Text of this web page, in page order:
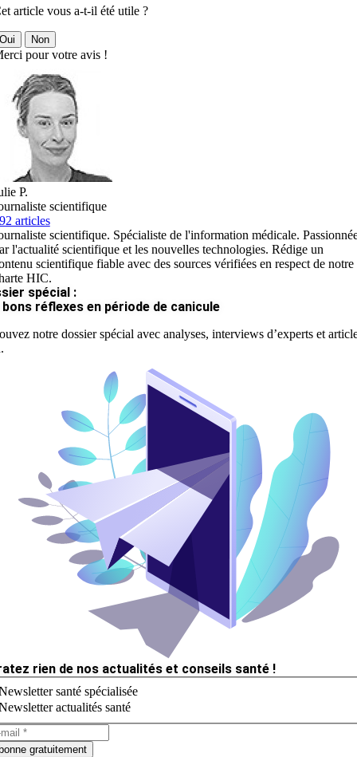
article vous a-t-il été utile ?
Non
pour votre avis !
P.
scientifique
articles
scientifique. Spécialiste de l'information médicale.
l'actualité scientifique et les nouvelles technologies. Rédige un
scientifique fiable avec des sources vérifiées en respect de notre
HIC.
spécial :
bons réflexes en période de canicule
notre dossier spécial avec analyses, interviews d’experts et
rien de nos actualités et conseils santé !
santé spécialisée
actualités santé
gratuitement